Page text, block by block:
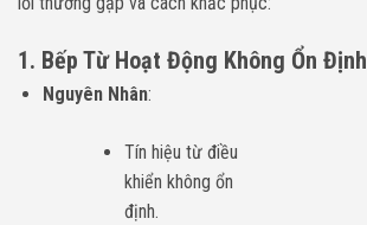
1. Bếp Từ Hoạt Động Không Ổn Định
Nguyên Nhân:
Tín hiệu từ điều
khiển không ổn
định.